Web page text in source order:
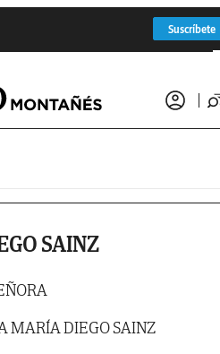
Suscríbete
SAINZ
MARÍA DIEGO SAINZ